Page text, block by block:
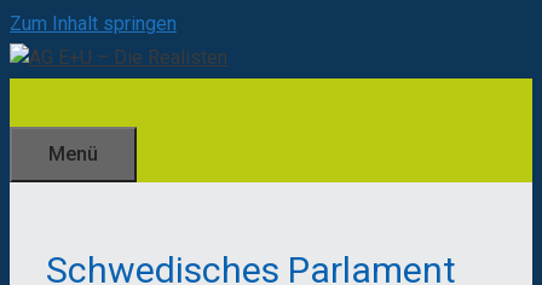
Zum Inhalt springen
Menü
Schwedisches Parlament